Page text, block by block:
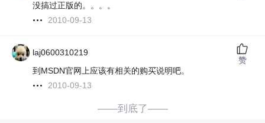
没搞过正版的。。。。
2010-09-13
laj0600310219
到MSDN官网上应该有相关的购买说明吧。
2010-09-13
赞
——到底了——